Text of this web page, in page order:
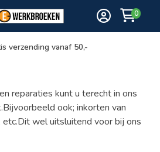
0
reparaties kunt u terecht in ons
ook; inkorten van
wel uitsluitend voor bij ons